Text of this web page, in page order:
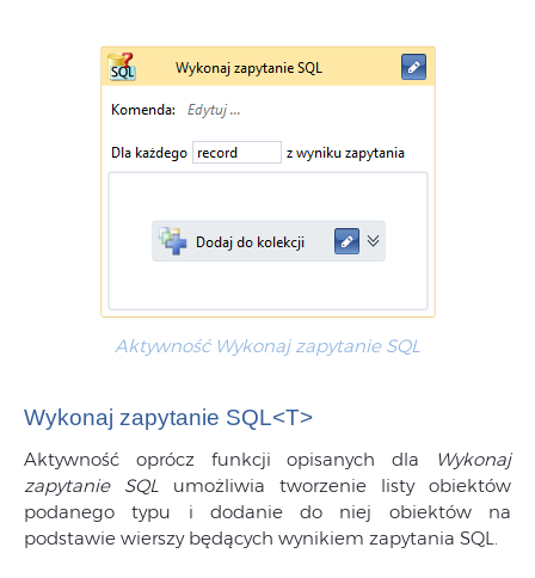
Aktywność Wykonaj zapytanie SQL
Wykonaj zapytanie SQL<T>
Aktywność oprócz funkcji opisanych dla
Wykonaj
zapytanie SQL
umożliwia tworzenie listy obiektów
podanego typu i dodanie do niej obiektów na
podstawie wierszy będących wynikiem zapytania SQL.